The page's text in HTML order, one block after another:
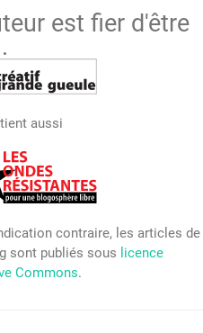
est fier d'être
aussi
contraire, les articles de
sont publiés sous licence
Commons.